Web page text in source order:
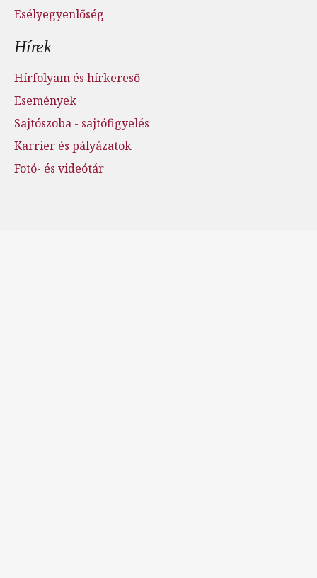
Esélyegyenlőség
Hírek
Hírfolyam és hírkereső
Események
Sajtószoba - sajtófigyelés
Karrier és pályázatok
Fotó- és videótár